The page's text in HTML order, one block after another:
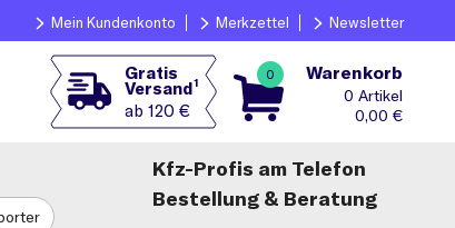
Mein Kundenkonto Merkzettel Newsletter
Gratis
Versand1
ab 120 €
0 Warenkorb
0
0,00 €
Kfz-Profis am Telefon
Bestellung & Beratung